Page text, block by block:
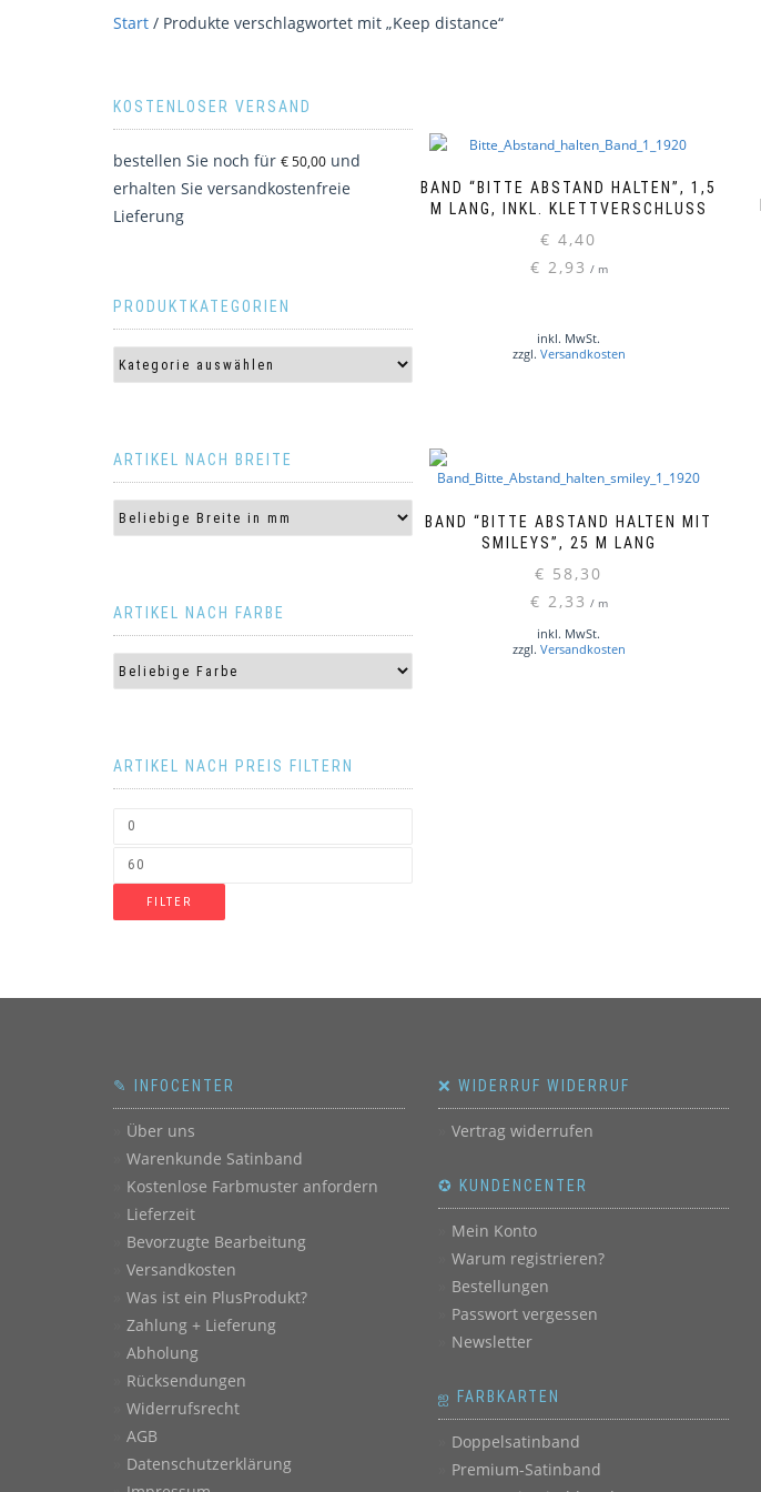
Start / Produkte verschlagwortet mit „Keep distance“
BAND “BITTE ABSTAND HALTEN”, 1,5
M LANG, INKL. KLETTVERSCHLUSS
€ 4,40
€ 2,93 / m
inkl. MwSt.
zzgl. Versandkosten
BAND “BITTE ABSTAND HALTEN MIT
SMILEYS”, 25 M LANG
€ 58,30
€ 2,33 / m
inkl. MwSt.
zzgl. Versandkosten
KOSTENLOSER VERSAND
bestellen Sie noch für €50,00 und
erhalten Sie versandkostenfreie
Lieferung
PRODUKTKATEGORIEN
ARTIKEL NACH BREITE
ARTIKEL NACH FARBE
ARTIKEL NACH PREIS FILTERN
FILTER
✎ INFOCENTER
Über uns
Warenkunde Satinband
Kostenlose Farbmuster anfordern
Lieferzeit
Bevorzugte Bearbeitung
Versandkosten
Was ist ein PlusProdukt?
Zahlung + Lieferung
Abholung
Rücksendungen
Widerrufsrecht
AGB
Datenschutzerklärung
❌ WIDERRUF WIDERRUF
Vertrag widerrufen
✪ KUNDENCENTER
Mein Konto
Warum registrieren?
Bestellungen
Passwort vergessen
Newsletter
ஐ FARBKARTEN
Doppelsatinband
Premium-Satinband